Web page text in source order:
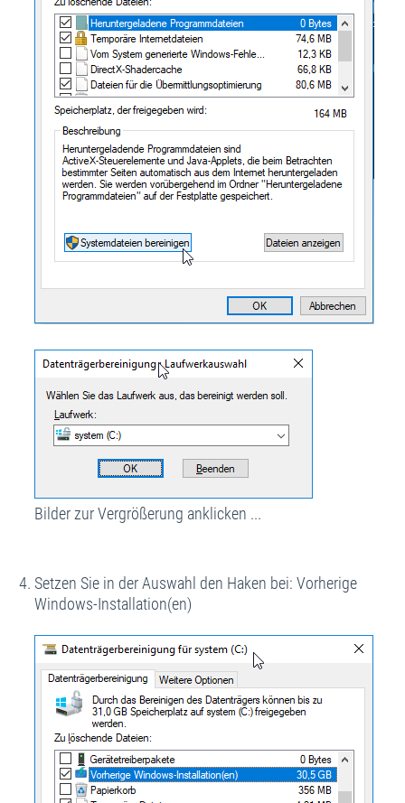
Bilder zur Vergrößerung anklicken ...
Setzen Sie in der Auswahl den Haken bei: Vorherige
Windows-Installation(en)